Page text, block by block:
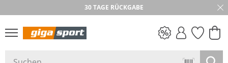
30 TAGE RÜCKGABE